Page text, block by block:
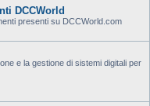
DCCWorld
presenti su DCCWorld.com
e la gestione di sistemi digitali per